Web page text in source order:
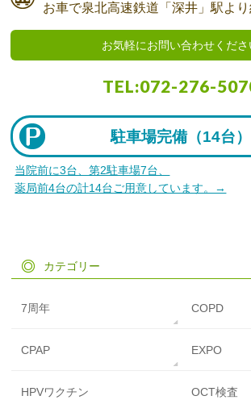
お車で泉北高速鉄道「深井」駅より
お気軽にお問い合わせくださ
TEL:072-276-
駐車場完備（14台）
当院前に3台、第2駐車場7台、
薬局前4台の計14台ご用意しています。→
カテゴリー
7周年 COPD
CPAP EXPO
HPVワクチン OCT検査